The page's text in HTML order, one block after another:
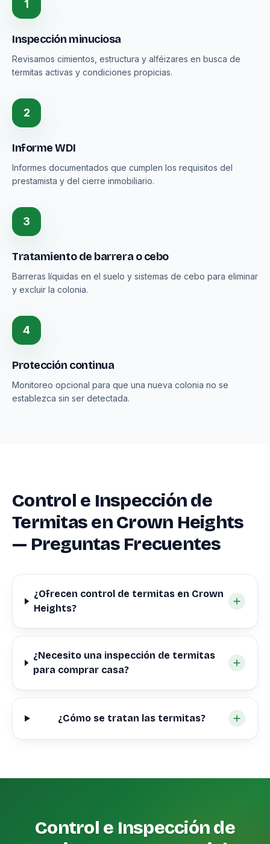
1
Inspección minuciosa
Revisamos cimientos, estructura y alféizares en busca de
termitas activas y condiciones propicias.
2
Informe WDI
Informes documentados que cumplen los requisitos del
prestamista y del cierre inmobiliario.
3
Tratamiento de barrera o cebo
Barreras líquidas en el suelo y sistemas de cebo para eliminar
y excluir la colonia.
4
Protección continua
Monitoreo opcional para que una nueva colonia no se
establezca sin ser detectada.
Control e Inspección de
Termitas en Crown Heights
— Preguntas Frecuentes
¿Ofrecen control de termitas en Crown
Heights?
¿Necesito una inspección de termitas
para comprar casa?
¿Cómo se tratan las termitas?
Control e Inspección de